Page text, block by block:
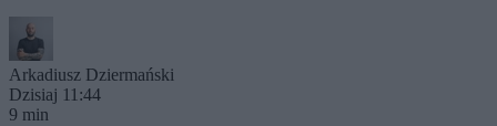
Arkadiusz Dziermański
Dzisiaj 11:44
9 min